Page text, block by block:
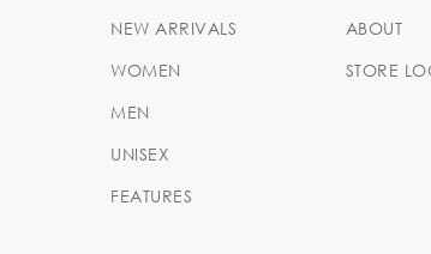
NEW ARRIVALS
WOMEN
MEN
UNISEX
FEATURES
ABOUT
STORE